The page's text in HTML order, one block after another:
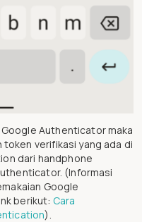
Authenticator maka
verifikasi yang ada di
dari handphone
(Informasi
Google
berikut: Cara
).